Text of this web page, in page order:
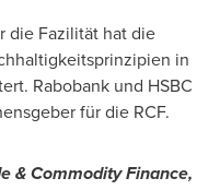
die Fazilität hat die
in
Rabobank und HSBC
für die RCF.
& Commodity Finance,